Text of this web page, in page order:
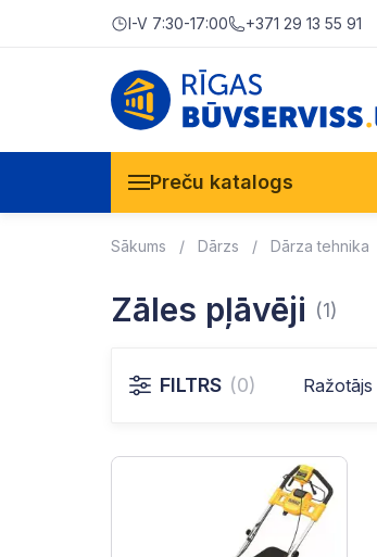
I-V 7:30-17:00 +371 29 13 55 91
Preču katalogs
Sākums Dārzs Dārza tehnika
Zāles pļāvēji (1)
FILTRS (0) Ražotājs